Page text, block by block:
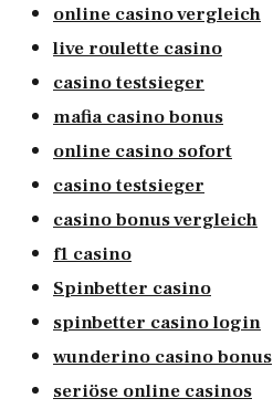
online casino vergleich
live roulette casino
casino testsieger
mafia casino bonus
online casino sofort
casino testsieger
casino bonus vergleich
f1 casino
Spinbetter casino
spinbetter casino login
wunderino casino bonus
seriöse online casinos